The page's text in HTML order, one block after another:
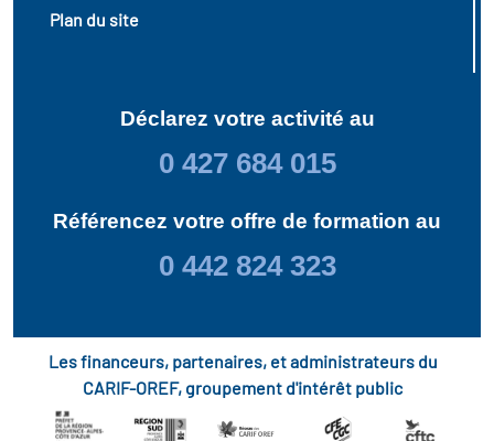
Plan du site
Déclarez votre activité au
0 427 684 015
Référencez votre offre de formation au
0 442 824 323
Les financeurs, partenaires, et administrateurs du
CARIF-OREF, groupement d'intérêt public